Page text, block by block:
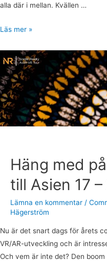
alla där i mellan. Kvällen …
Läs mer »
Häng med
till Asien 17 –
Lämna en kommentar /
Hägerström
Nu är det snart dags för årets
VR/AR-utveckling och är
Och vem är inte det? Den
Häng
med
på
Nordic
VR
Tour